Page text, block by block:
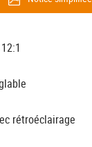
rétroéclairage